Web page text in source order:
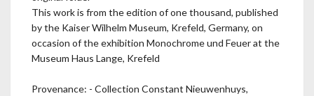
This work is from the edition of one thousand, published
by the Kaiser Wilhelm Museum, Krefeld, Germany, on
occasion of the exhibition Monochrome und Feuer at the
Museum Haus Lange, Krefeld
Provenance: - Collection Constant Nieuwenhuys,